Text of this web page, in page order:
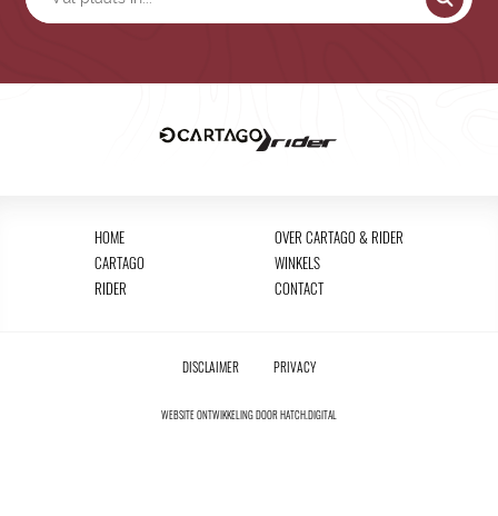
HOME
CARTAGO
RIDER
OVER CARTAGO & RIDER
WINKELS
CONTACT
DISCLAIMER PRIVACY
WEBSITE ONTWIKKELING DOORHATCH.DIGITAL